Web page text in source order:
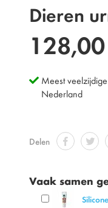
Dieren
128,00
Meest
Nederland
Delen
Vaak samen